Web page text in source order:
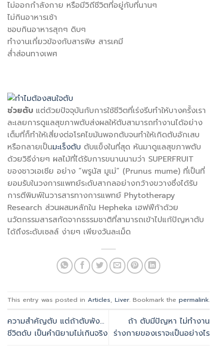
ไม่ออกกำลังกาย หรือมีวิถีชีวิตที่อยู่กับที่นานๆ
ไม่กินอาหารเช้า
ชอบกินอาหารสุกๆ ดิบๆ
ทำงานเกี่ยวข้องกับสารพิษ สารเคมี
ส่ำส่อนทางเพศ
ช่วยตับ แต่ด้วยปัจจุบันกับการใช้ชีวิตที่เร่งรีบทำให้บางครั้งเรา
ละเลยการดูแลสุขภาพตับส่งผลให้ตับสามารถทำงานได้อย่าง
เต็มที่ก็ทำให้เสี่ยงต่อโรคไขมันพอกตับจนทำให้เกิดตับอักเสบ
หรือกลายเป็นมะเร็งตับ ตับแข็งในที่สุด หันมาดูแลสุขภาพตับ
ด้วยวิธีง่ายๆ ผลไม้ที่ได้รับการขนานนามว่า SUPERFRUIT
ของชาวเอเชีย อย่าง “พรูนัส มูเม่” (Prunus mume) ที่เป็นที่
ยอมรับในวงการแพทย์ระดับสากลอย่างกว้างขวางซึ่งได้รับ
การตีพิมพ์ในวารสารทางการแพทย์ Phytotherapy
Research ส่วนผสมหลักใน Hepheka เฮฟฟีก้าด้วย
นวัตกรรมสารสกัดจากธรรมชาติที่สามารถเข้าไปแก้ปัญหาตับ
ได้ถึงระดับเซลล์ ง่ายๆ เพียงวันละเม็ด
This entry was posted in Articles, Liver. Bookmark the permalink.
ความสำคัญตับ แต่ถ้าตับพัง…
ชีวิตดับ เป็นคำนิยามไม่เกินจริง
ถ้า ตับมีปัญหา ไม่ทำงาน
ร่างกายของเราจะเป็นอย่างไร